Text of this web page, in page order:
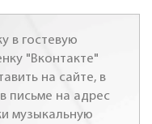
в гостевую
"Вконтакте"
на сайте, в
письме на адрес
музыкальную